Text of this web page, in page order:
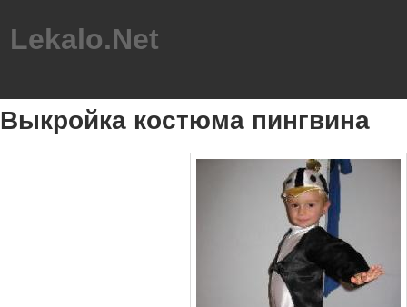
Lekalo.Net
Выкройка костюма пингвина